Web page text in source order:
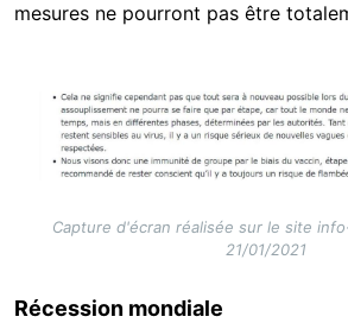
mesures ne pourront pas être
Image
Capture d'écran réalisée sur le site
21/01/2021
Récession mondiale